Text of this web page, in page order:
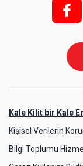
f;
Kale Kilit bir Kale
Kişisel Verilerin
Bilgi Toplumu